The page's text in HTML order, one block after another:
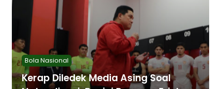
Bola Nasional
Kerap Diledek Media Asing Soal